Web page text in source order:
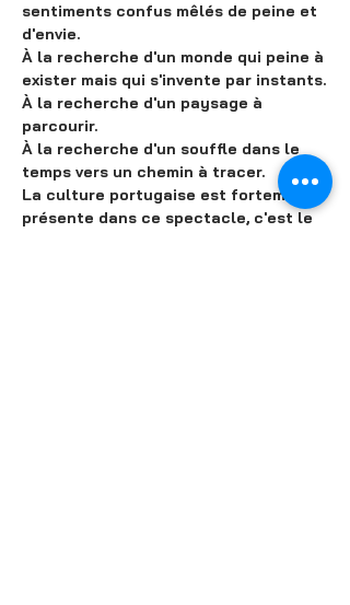
sentiments confus mêlés de peine et
d'envie.
À la recherche d'un monde qui peine à
exister mais qui s'invente par instants.
À la recherche d'un paysage à
parcourir.
À la recherche d'un souffle dans le
temps vers un chemin à tracer.
La culture portugaise est fortement
présente dans ce spectacle, c'est le